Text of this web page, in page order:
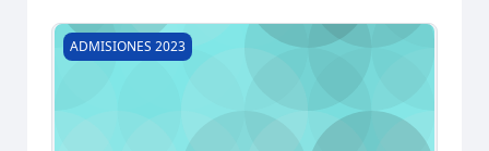
RECURSOS
ADMISIONES 2023